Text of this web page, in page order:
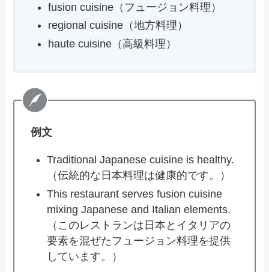
fusion cuisine（フュージョン料理）
regional cuisine（地方料理）
haute cuisine（高級料理）
例文
Traditional Japanese cuisine is healthy.
（伝統的な日本料理は健康的です。）
This restaurant serves fusion cuisine
mixing Japanese and Italian elements.
（このレストランは日本とイタリアの
要素を混ぜたフュージョン料理を提供
しています。）